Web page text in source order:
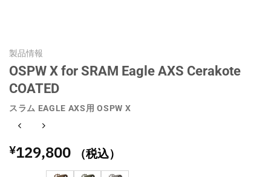
製品情報
OSPW X for SRAM Eagle AXS Cerakote
COATED
スラム EAGLE AXS用 OSPW X
¥129,800 （税込）